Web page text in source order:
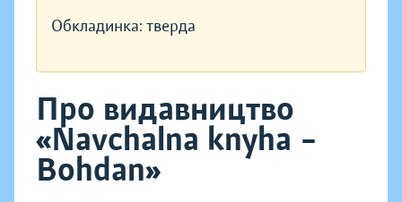
Обкладинка: тверда
Про видавництво
«Navchalna knyha –
Bohdan»